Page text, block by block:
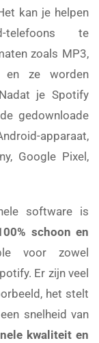
kan je helpen
telefoons te
zoals MP3,
en ze worden
je Spotify
gedownloade
apparaat,
Google Pixel,
software is
schoon en
voor zowel
Er zijn veel
het stelt
snelheid van
kwaliteit en